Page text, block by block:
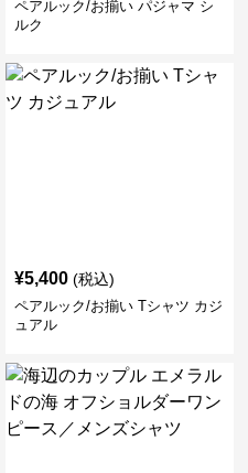
ペアルック/お揃い パジャマ シ
ルク
¥5,400 (税込)
ペアルック/お揃い Tシャツ カジ
ュアル